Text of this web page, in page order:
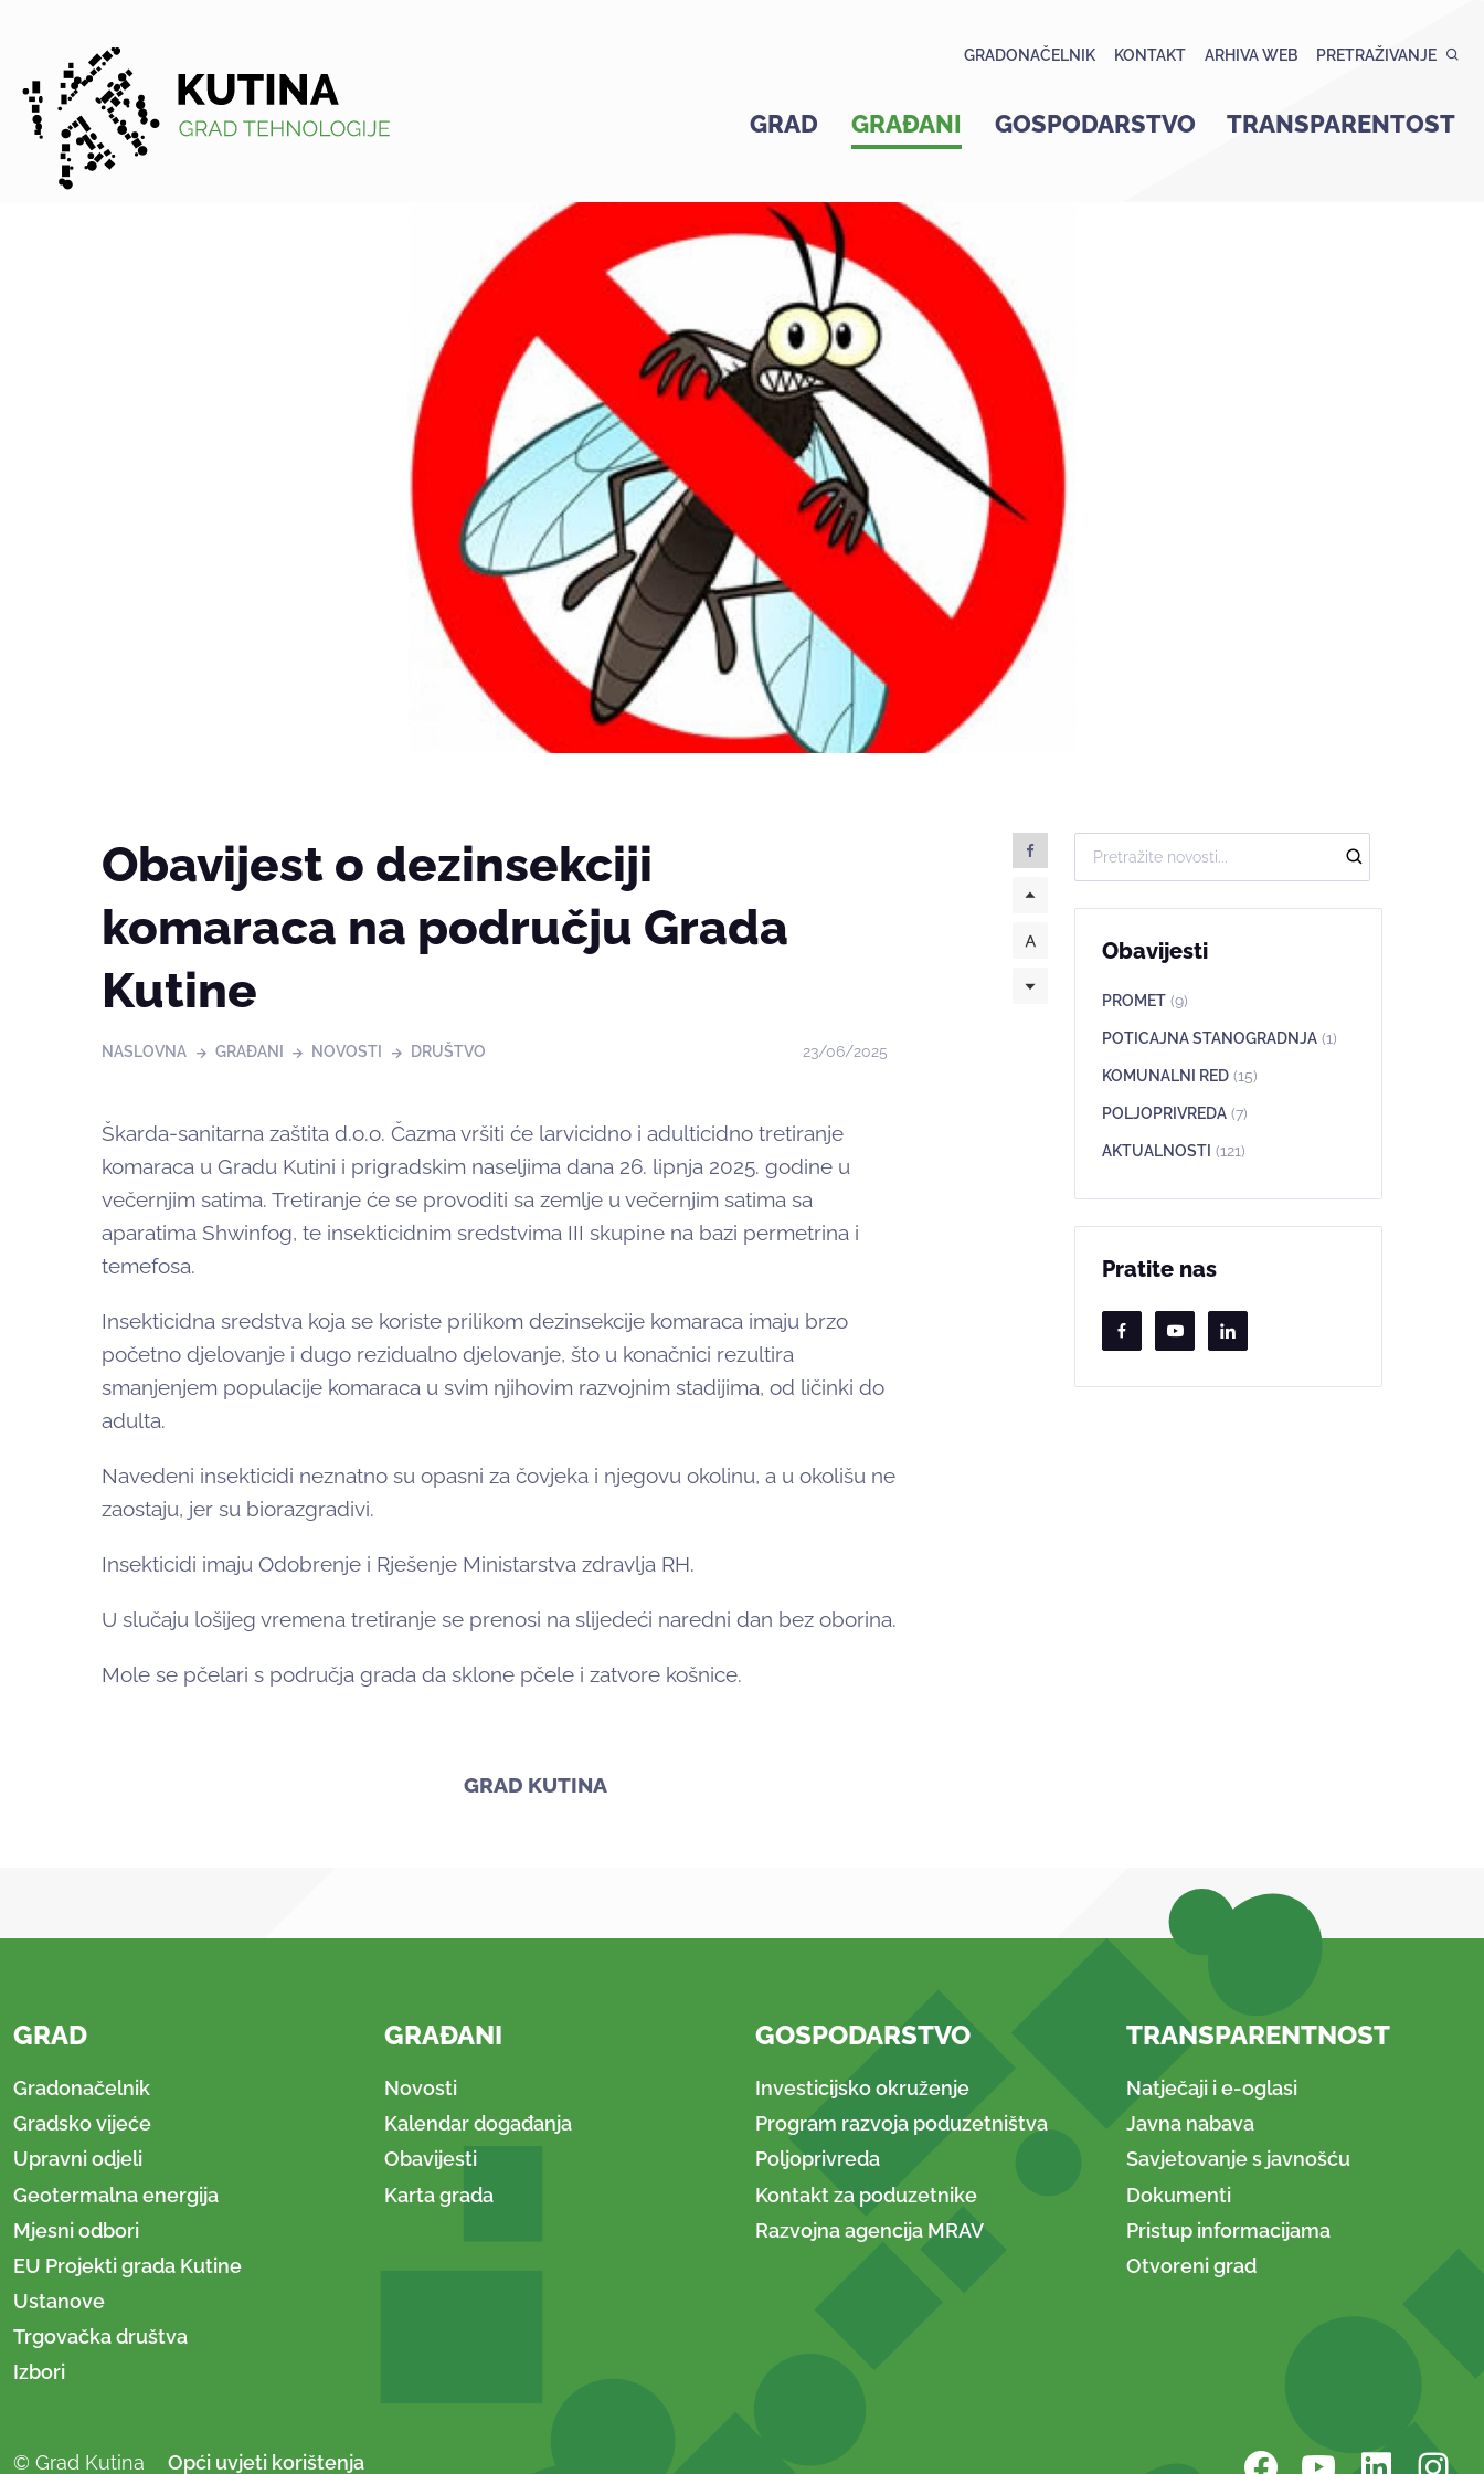
Kutina
GRADONAČELNIK KONTAKT ARHIVA WEB PRETRAŽIVANJE
GRAD GRAĐANI GOSPODARSTVO TRANSPARENTOST
Obavijest o dezinsekciji
komaraca na području Grada
Kutine
NASLOVNA GRAĐANI NOVOSTI DRUŠTVO 23/06/2025
Škarda-sanitarna zaštita d.o.o. Čazma vršiti će larvicidno i adulticidno tretiranje
komaraca u Gradu Kutini i prigradskim naseljima dana 26. lipnja 2025. godine u
večernjim satima. Tretiranje će se provoditi sa zemlje u večernjim satima sa
aparatima Shwinfog, te insekticidnim sredstvima III skupine na bazi permetrina i
temefosa.
Insekticidna sredstva koja se koriste prilikom dezinsekcije komaraca imaju brzo
početno djelovanje i dugo rezidualno djelovanje, što u konačnici rezultira
smanjenjem populacije komaraca u svim njihovim razvojnim stadijima, od ličinki do
adulta.
Navedeni insekticidi neznatno su opasni za čovjeka i njegovu okolinu, a u okolišu ne
zaostaju, jer su biorazgradivi.
Insekticidi imaju Odobrenje i Rješenje Ministarstva zdravlja RH.
U slučaju lošijeg vremena tretiranje se prenosi na slijedeći naredni dan bez oborina.
Mole se pčelari s područja grada da sklone pčele i zatvore košnice.
GRAD KUTINA
Obavijesti
PROMET (9)
POTICAJNA STANOGRADNJA (1)
KOMUNALNI RED (15)
POLJOPRIVREDA (7)
AKTUALNOSTI (121)
Pratite nas
GRAD
Gradonačelnik
Gradsko vijeće
Upravni odjeli
Geotermalna energija
Mjesni odbori
EU Projekti grada Kutine
Ustanove
Trgovačka društva
Izbori
GRAĐANI
Novosti
Kalendar događanja
Obavijesti
Karta grada
GOSPODARSTVO
Investicijsko okruženje
Program razvoja poduzetništva
Poljoprivreda
Kontakt za poduzetnike
Razvojna agencija MRAV
TRANSPARENTNOST
Natječaji i e-oglasi
Javna nabava
Savjetovanje s javnošću
Dokumenti
Pristup informacijama
Otvoreni grad
© Grad Kutina Opći uvjeti korištenja